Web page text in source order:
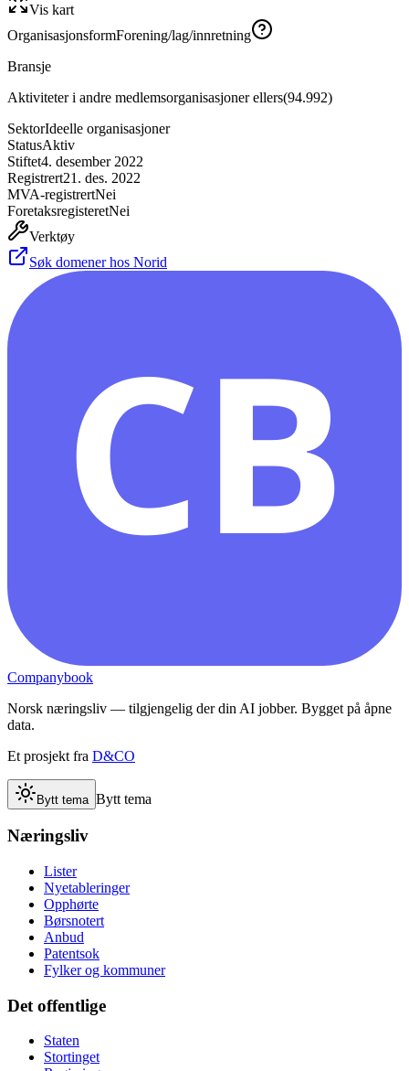
Vis kart
OrganisasjonsformForening/lag/innretning
Bransje
Aktiviteter i andre medlemsorganisasjoner ellers(94.992)
SektorIdeelle organisasjoner
StatusAktiv
Stiftet4. desember 2022
Registrert21. des. 2022
MVA-registrertNei
ForetaksregisteretNei
Verktøy
Søk domener hos Norid
CB
Companybook
Norsk næringsliv — tilgjengelig der din AI jobber. Bygget på åpne
data.
Et prosjekt fra D&CO
Bytt tema Bytt tema
Næringsliv
Lister
Nyetableringer
Opphørte
Børsnotert
Anbud
Patentsok
Fylker og kommuner
Det offentlige
Staten
Stortinget